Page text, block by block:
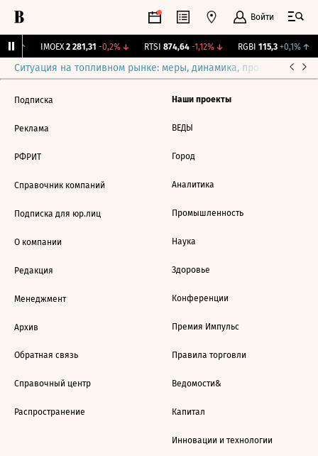
Войти
IMOEX 2 281,31 -0,2%↓ RTSI 874,64 -1,12%↓ RGBI 115,3 +0,1%↑
Ситуация на топливном рынке: меры, динамика, прогнозы
Подписка
Реклама
РФРИТ
Справочник компаний
Подписка для юр.лиц
О компании
Редакция
Менеджмент
Архив
Обратная связь
Справочный центр
Распространение
Наши проекты
ВЕДЫ
Город
Аналитика
Промышленность
Наука
Здоровье
Конференции
Премия Импульс
Правила торговли
Ведомости&
Капитал
Инновации и технологии